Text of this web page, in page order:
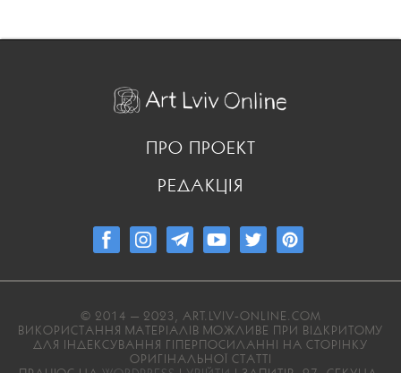
ПРО ПРОЕКТ
РЕДАКЦІЯ
© 2014 — 2023, ART.LVIV-ONLINE.COM
ВИКОРИСТАННЯ МАТЕРІАЛІВ МОЖЛИВЕ ПРИ ВІДКРИТОМУ
ДЛЯ ІНДЕКСУВАННЯ ГІПЕРПОСИЛАННІ НА СТОРІНКУ
ОРИГІНАЛЬНОЇ СТАТТІ